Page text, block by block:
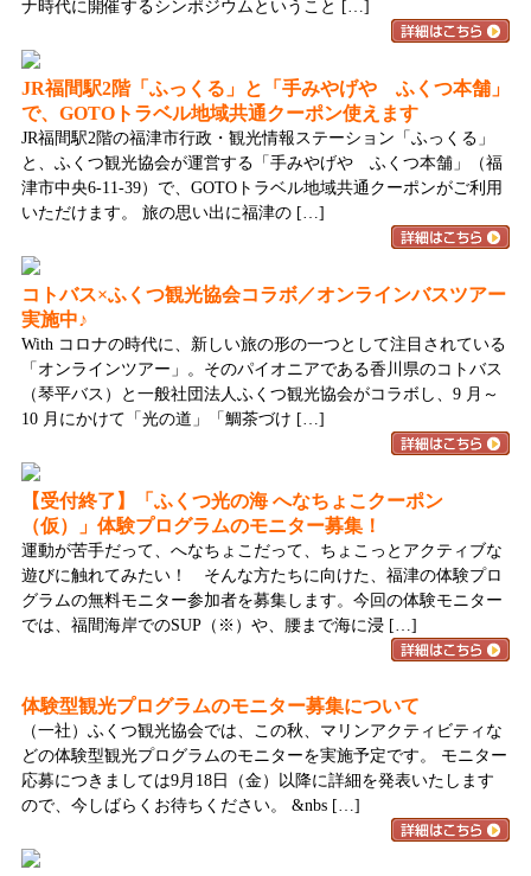
ナ時代に開催するシンポジウムということ […]
JR福間駅2階「ふっくる」と「手みやげや ふくつ本舗」
で、GOTOトラベル地域共通クーポン使えます
JR福間駅2階の福津市行政・観光情報ステーション「ふっくる」
と、ふくつ観光協会が運営する「手みやげや ふくつ本舗」（福
津市中央6-11-39）で、GOTOトラベル地域共通クーポンがご利用
いただけます。 旅の思い出に福津の […]
コトバス×ふくつ観光協会コラボ／オンラインバスツアー
実施中♪
With コロナの時代に、新しい旅の形の一つとして注目されている
「オンラインツアー」。そのパイオニアである香川県のコトバス
（琴平バス）と一般社団法人ふくつ観光協会がコラボし、9 月～
10 月にかけて「光の道」「鯛茶づけ […]
【受付終了】「ふくつ光の海 へなちょこクーポン
（仮）」体験プログラムのモニター募集！
運動が苦手だって、へなちょこだって、ちょこっとアクティブな
遊びに触れてみたい！ そんな方たちに向けた、福津の体験プロ
グラムの無料モニター参加者を募集します。今回の体験モニター
では、福間海岸でのSUP（※）や、腰まで海に浸 […]
体験型観光プログラムのモニター募集について
（一社）ふくつ観光協会では、この秋、マリンアクティビティな
どの体験型観光プログラムのモニターを実施予定です。 モニター
応募につきましては9月18日（金）以降に詳細を発表いたします
ので、今しばらくお待ちください。 &nbs […]